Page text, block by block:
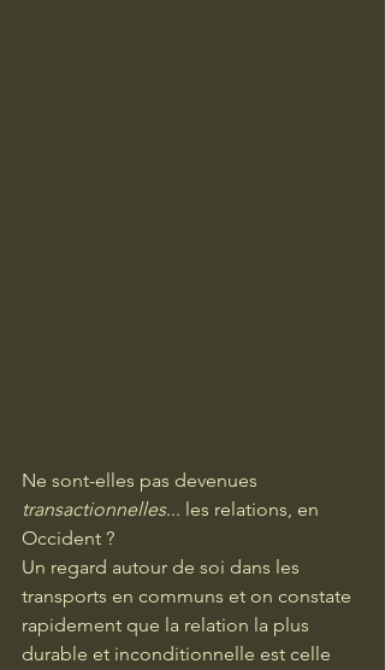
Ne sont-elles pas devenues
transactionnelles... les relations, en
Occident ?
Un regard autour de soi dans les
transports en communs et on constate
rapidement que la relation la plus
durable et inconditionnelle est celle